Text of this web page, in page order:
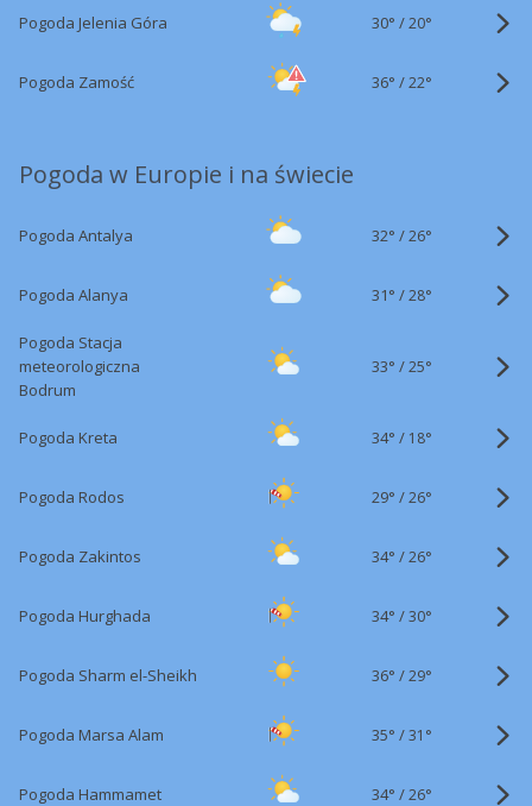
Pogoda Jelenia Góra 30° /20°
Pogoda Zamość 36° /22°
Pogoda w Europie i na świecie
Pogoda Antalya 32° /26°
Pogoda Alanya 31° /28°
Pogoda Stacja
meteorologiczna
Bodrum
33° /25°
Pogoda Kreta 34° / 18°
Pogoda Rodos 29° /26°
Pogoda Zakintos 34° /26°
Pogoda Hurghada 34° /30°
Pogoda Sharm el-Sheikh 36° /29°
Pogoda Marsa Alam 35° /31°
Pogoda Hammamet 34° /26°